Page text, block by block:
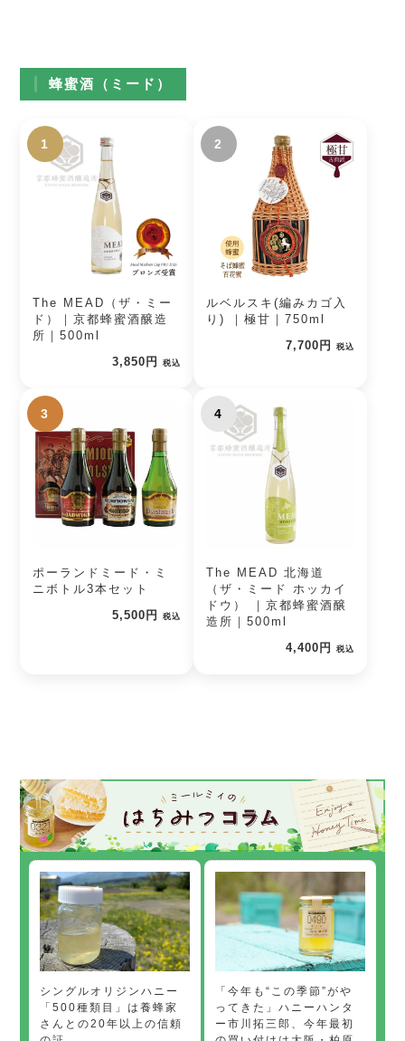
蜂蜜酒（ミード）
1
The MEAD（ザ・ミー
ド）｜京都蜂蜜酒醸造
所｜500ml
3,850円
税込
2
ルベルスキ(編みカゴ入
り) ｜極甘｜750ml
7,700円
税込
3
ポーランドミード・ミ
ニボトル3本セット
5,500円
税込
4
The MEAD 北海道
（ザ・ミード ホッカイ
ドウ） ｜京都蜂蜜酒醸
造所｜500ml
4,400円
税込
シングルオリジンハニー
「500種類目」は養蜂家
さんとの20年以上の信頼
「今年も“この季節”がや
ってきた」ハニーハンタ
ー市川拓三郎、今年最初